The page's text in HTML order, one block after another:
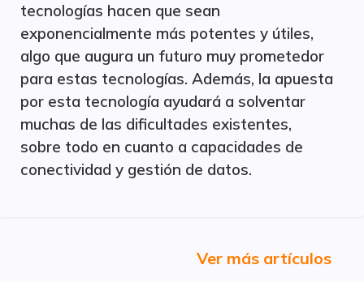
tecnologías hacen que sean
exponencialmente más potentes y útiles,
algo que augura un futuro muy prometedor
para estas tecnologías. Además, la apuesta
por esta tecnología ayudará a solventar
muchas de las dificultades existentes,
sobre todo en cuanto a capacidades de
conectividad y gestión de datos.
Ver más artículos